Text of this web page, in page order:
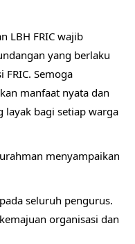
LBH FRIC wajib
yang berlaku
Semoga
manfaat nyata dan
layak bagi setiap warga
menyampaikan
seluruh pengurus.
organisasi dan